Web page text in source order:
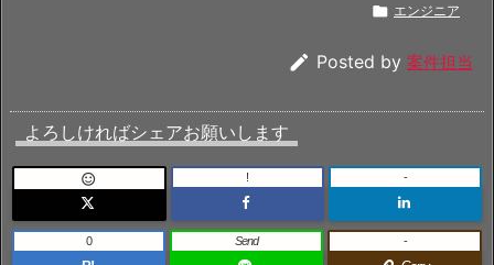
 エンジニア
 Posted by 案件担当
よろしければシェアお願いします
 ! -
0 Send -